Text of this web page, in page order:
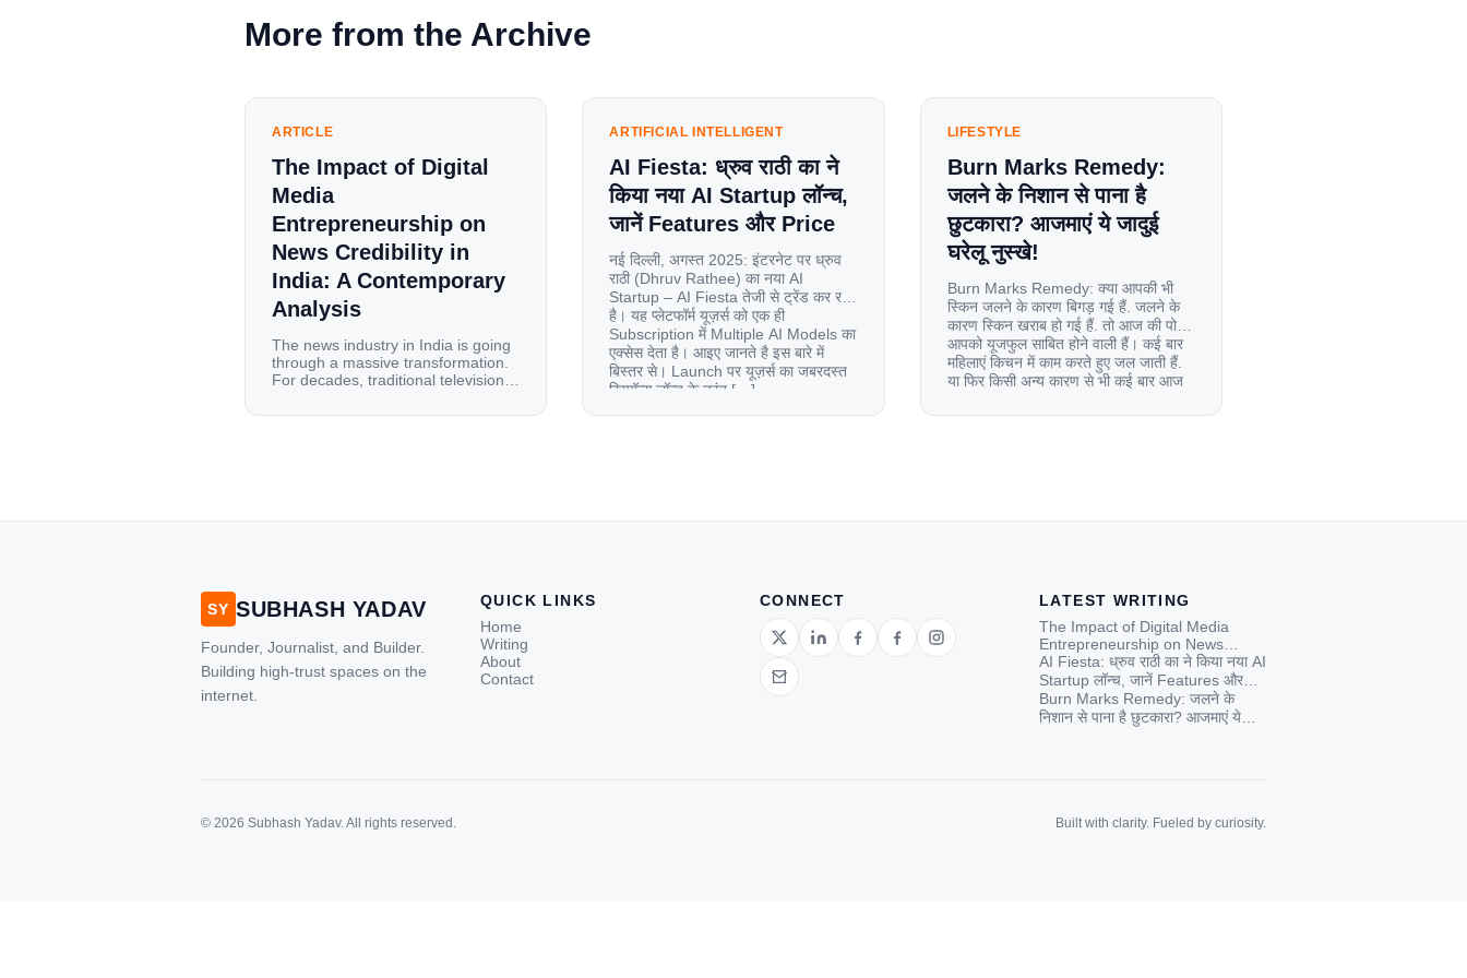
More from the Archive
ARTICLE
The Impact of Digital
Media
Entrepreneurship on
News Credibility in
India: A Contemporary
Analysis
The news industry in India is going
through a massive transformation.
For decades, traditional television
were the main sources of
India has become a mobile-first
ARTIFICIAL INTELLIGENT
AI Fiesta: ध्रुव राठी का ने
किया नया AI Startup लॉन्च,
जानें Features और Price
नई दिल्ली, अगस्त 2025: इंटरनेट पर ध्रुव
राठी (Dhruv Rathee) का नया AI
Startup – AI Fiesta तेजी से ट्रेंड कर रहा
है। यह प्लेटफॉर्म यूज़र्स को एक ही
Subscription में Multiple AI Models का
एक्सेस देता है। आइए जानते है इस बारे में
बिस्तर से। Launch पर यूज़र्स का जबरदस्त
रिस्पॉन्स लॉन्च के तुरंत […]
LIFESTYLE
Burn Marks Remedy:
जलने के निशान से पाना है
छुटकारा? आजमाएं ये जादुई
घरेलू नुस्खे!
Burn Marks Remedy: क्या आपकी भी
स्किन जलने के कारण बिगड़ गई हैं. जलने के
कारण स्किन खराब हो गई हैं. तो आज की पोस्ट
आपको यूजफुल साबित होने वाली हैं। कई बार
महिलाएं किचन में काम करते हुए जल जाती हैं.
या फिर किसी अन्य कारण से भी कई बार आज
SY SUBHASH YADAV
Founder, Journalist, and Builder.
Building high-trust spaces on the
internet.
QUICK LINKS
Home
Writing
About
Contact
CONNECT
LATEST WRITING
The Impact of Digital Media
Entrepreneurship on News
Credibility in India: A
Contemporary Analysis
AI Fiesta: ध्रुव राठी का ने किया नया AI
Startup लॉन्च, जानें Features और
Price
Burn Marks Remedy: जलने के
निशान से पाना है छुटकारा? आजमाएं ये
© 2026 Subhash Yadav. All rights reserved. Built with clarity. Fueled by curiosity.